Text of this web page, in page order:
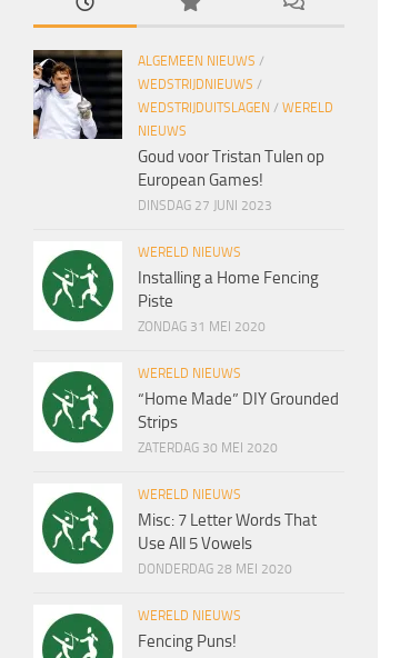
ALGEMEEN NIEUWS /
WEDSTRIJDNIEUWS /
WEDSTRIJDUITSLAGEN / WERELD
NIEUWS
Goud voor Tristan Tulen op
European Games!
DINSDAG 27 JUNI 2023
WERELD NIEUWS
Installing a Home Fencing
Piste
ZONDAG 31 MEI 2020
WERELD NIEUWS
“Home Made” DIY Grounded
Strips
ZATERDAG 30 MEI 2020
WERELD NIEUWS
Misc: 7 Letter Words That
Use All 5 Vowels
DONDERDAG 28 MEI 2020
WERELD NIEUWS
Fencing Puns!